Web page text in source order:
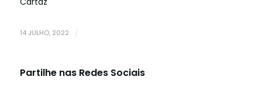
14 JULHO, 2022 /
Partilhe nas Redes Sociais